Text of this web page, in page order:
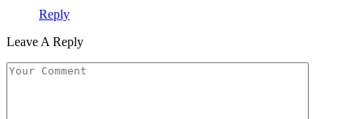
Reply
Leave A Reply